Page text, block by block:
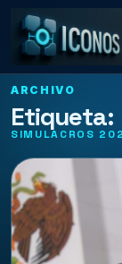
ARCHIVO
Etiqueta:
SIMULACROS